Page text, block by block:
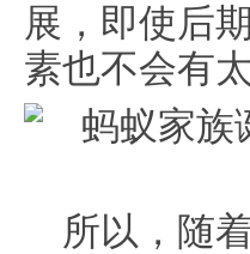
展，即使后
素也不会有
所以，随